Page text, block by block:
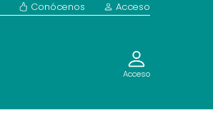
Conócenos Acceso
Acceso